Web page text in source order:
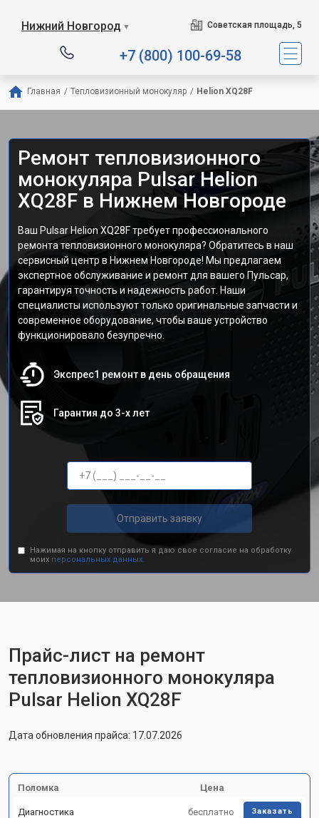
Нижний Новгород ▼ Советская площадь, 5
+7 (800) 100-69-58
Главная / Тепловизионный монокуляр / Helion XQ28F
Ремонт тепловизионного
монокуляра Pulsar Helion
XQ28F в Нижнем Новгороде
Ваш Pulsar Helion XQ28F требует профессионального
ремонта тепловизионного монокуляра? Обратитесь в наш
сервисный центр в Нижнем Новгороде! Мы предлагаем
экспертное обслуживание и ремонт для вашего Пульсар,
гарантируя точность и надежность работ. Наши
специалисты используют только оригинальные запчасти и
современное оборудование, чтобы ваше устройство
функционировало безупречно.
Экспрес1 ремонт в день обращения
Гарантия до 3-х лет
Отправить заявку
Нажимая на кнопку отправить я даю свое согласие на обработку
моих персональных данных.
Прайс-лист на ремонт
тепловизионного монокуляра
Pulsar Helion XQ28F
Дата обновления прайса: 17.07.2026
Поломка Цена
Диагностика бесплатно Заказать